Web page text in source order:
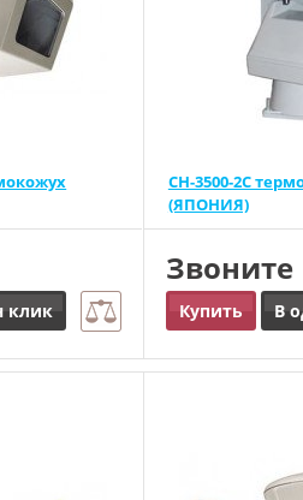
клик
CH-3500-2C
(ЯПОНИЯ)
Звоните
Купить В